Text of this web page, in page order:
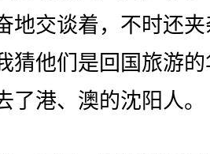
地交谈着，不时还
猜他们是回国旅游
了港、澳的沈阳人。